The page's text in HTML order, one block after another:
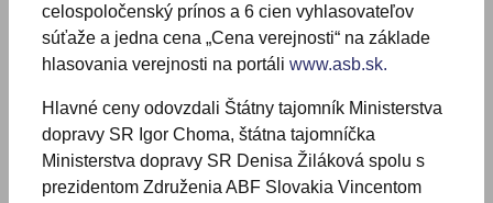
celospoločenský prínos a 6 cien vyhlasovateľov
súťaže a jedna cena „Cena verejnosti“ na základe
hlasovania verejnosti na portáli www.asb.sk.
Hlavné ceny odovzdali Štátny tajomník Ministerstva
dopravy SR Igor Choma, štátna tajomníčka
Ministerstva dopravy SR Denisa Žiláková spolu s
prezidentom Združenia ABF Slovakia Vincentom